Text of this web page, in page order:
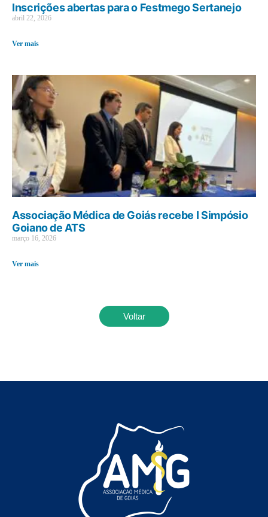
Inscrições abertas para o Festmego Sertanejo
abril 22, 2026
Ver mais
Associação Médica de Goiás recebe I Simpósio
Goiano de ATS
março 16, 2026
Ver mais
Voltar